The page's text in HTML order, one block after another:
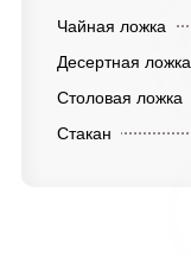
Чайная ложка
Десертная ложка
Столовая ложка
Стакан